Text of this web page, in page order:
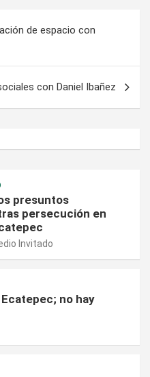
de espacio con
con Daniel Ibañez
presuntos
persecución en
Invitado
no hay